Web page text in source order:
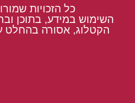
כל הזכויות
השימוש במידע, בתוכן
הקטלוג, אסורה בהחלט